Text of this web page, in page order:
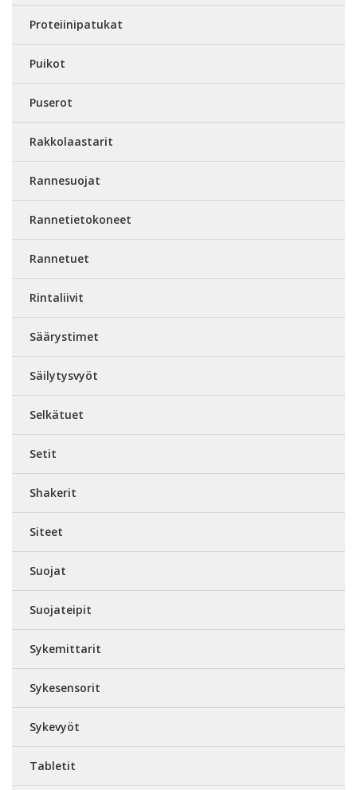
Proteiinipatukat
Puikot
Puserot
Rakkolaastarit
Rannesuojat
Rannetietokoneet
Rannetuet
Rintaliivit
Säärystimet
Säilytysvyöt
Selkätuet
Setit
Shakerit
Siteet
Suojat
Suojateipit
Sykemittarit
Sykesensorit
Sykevyöt
Tabletit